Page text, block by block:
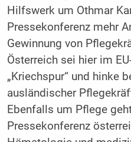
Hilfswerk um Othmar
Pressekonferenz mehr
Gewinnung von
Österreich sei hier im
„Kriechspur“ und hinke
ausländischer
Ebenfalls um Pflege
Pressekonferenz